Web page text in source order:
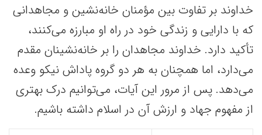
خداوند بر تفاوت بین مؤمنان خانه‌نشین و مجاهدانی
که با دارایی و زندگی خود در راه او مبارزه می‌کنند،
تأکید دارد. خداوند مجاهدان را بر خانه‌نشینان مقدم
می‌دارد، اما همچنان به هر دو گروه پاداش نیکو وعده
می‌دهد. پس از مرور این آیات، می‌توانیم درک بهتری
از مفهوم جهاد و ارزش‌ آن در اسلام داشته باشیم.